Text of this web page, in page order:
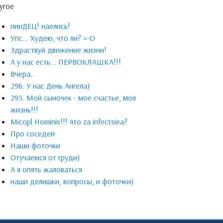
пинДЕЦ! наелись!
Упс... Худею, что ли? =-О
Здраствуй движение жизни!
А у нас есть... ПЕРВОКЛАШКА!!!
Вчера..
296. У нас День Ангела)
295. Мой сыночек - мое счастье, моя
жизнь!!!
Micopl Hominis!!! 4to za infectsiea?
Про соседей
Наши фоточки
Отучаемся от груди)
А я опять жаловаться
наши делишки, вопросы, и фоточки)